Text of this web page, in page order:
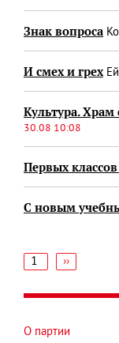
Знак вопроса
И смех и грех
Культура.
30.08 10:08
Первых
С новым
страниц
1
Следующая
››
О партии